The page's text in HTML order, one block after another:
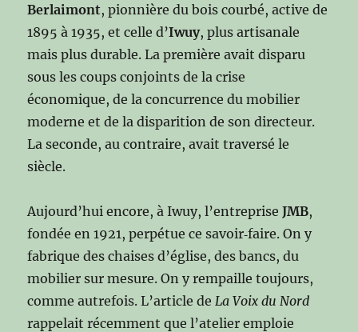
Berlaimont, pionnière du bois courbé, active de
1895 à 1935, et celle d’Iwuy, plus artisanale
mais plus durable. La première avait disparu
sous les coups conjoints de la crise
économique, de la concurrence du mobilier
moderne et de la disparition de son directeur.
La seconde, au contraire, avait traversé le
siècle.
Aujourd’hui encore, à Iwuy, l’entrepriseJMB,
fondée en 1921, perpétue ce savoir‑faire. On y
fabrique des chaises d’église, des bancs, du
mobilier sur mesure. On y rempaille toujours,
comme autrefois. L’article de La Voix du Nord
rappelait récemment que l’atelier emploie